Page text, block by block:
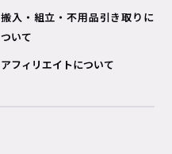
搬入・組立・不用品引き取りに
ついて
アフィリエイトについて